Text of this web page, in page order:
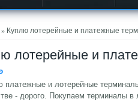
» Куплю лотерейные и платежные
лотерейные и
платежные и лотерейные
- дорого. Покупаем терминалы в